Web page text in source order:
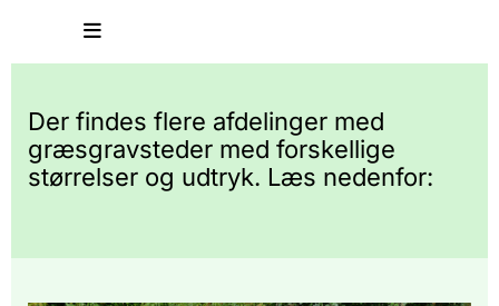
Der findes flere afdelinger med
græsgravsteder med forskellige
størrelser og udtryk. Læs nedenfor: